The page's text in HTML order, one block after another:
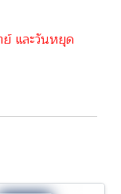
และวันหยุด